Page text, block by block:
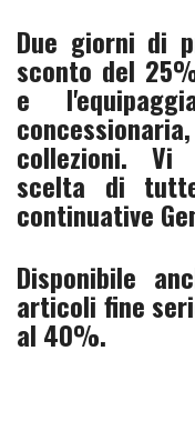
Due giorni di
sconto del
e
collezioni. Vi
scelta di
continuative
Disponibile
articoli fine
al 40%.